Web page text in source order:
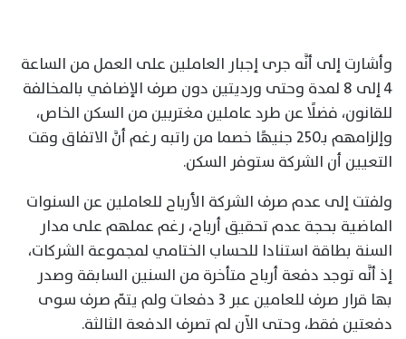
وأشارت إلى أنَّه جرى إجبار العاملين على العمل من الساعة
4 إلى 8 لمدة وحتى ورديتين دون صرف الإضافي بالمخالفة
للقانون، فضلًا عن طرد عاملين مغتربين من السكن الخاص،
وإلزامهم بـ250 جنيهًا خصما من راتبه رغم أنَّ الاتفاق وقت
التعيين أن الشركة ستوفر السكن.
ولفتت إلى عدم صرف الشركة الأرباح للعاملين عن السنوات
الماضية بحجة عدم تحقيق أرباح، رغم عملهم على مدار
السنة بطاقة استنادا للحساب الختامي لمجموعة الشركات،
إذ أنَّه توجد دفعة أرباح متأخرة من السنين السابقة وصدر
بها قرار صرف للعامين عبر 3 دفعات ولم يتمّ صرف سوى
دفعتين فقط، وحتى الآن لم تصرف الدفعة الثالثة.